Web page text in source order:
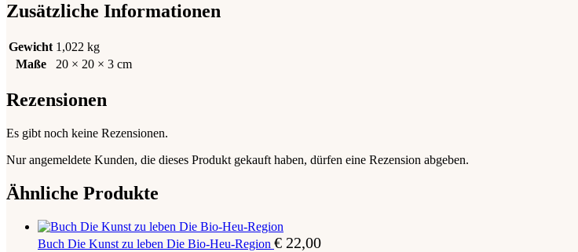
Zusätzliche Informationen
Gewicht 1,022 kg
Maße
20 × 20 × 3 cm
Rezensionen
Es gibt noch keine Rezensionen.
Nur angemeldete Kunden, die dieses Produkt gekauft haben, dürfen eine Rezension abgeben.
Ähnliche Produkte
Buch Die Kunst zu leben Die Bio-Heu-Region € 22,00